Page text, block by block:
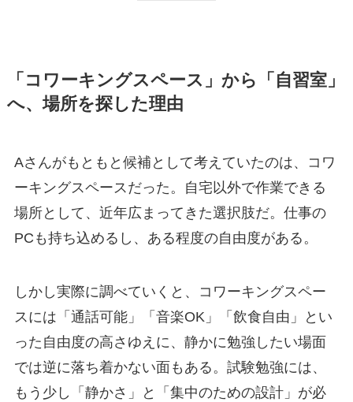
「コワーキングスペース」から「自習室」
へ、場所を探した理由
Aさんがもともと候補として考えていたのは、コワ
ーキングスペースだった。自宅以外で作業できる
場所として、近年広まってきた選択肢だ。仕事の
PCも持ち込めるし、ある程度の自由度がある。
しかし実際に調べていくと、コワーキングスペー
スには「通話可能」「音楽OK」「飲食自由」とい
った自由度の高さゆえに、静かに勉強したい場面
では逆に落ち着かない面もある。試験勉強には、
もう少し「静かさ」と「集中のための設計」が必